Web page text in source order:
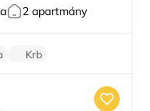
2 apartmány
Krb